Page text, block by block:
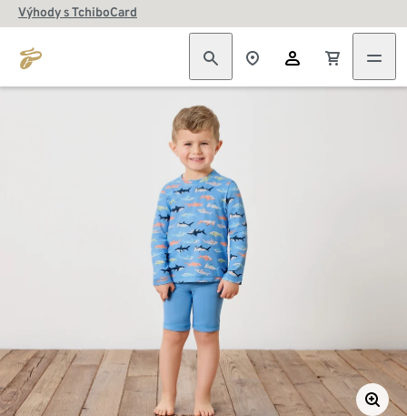
Výhody s TchiboCard